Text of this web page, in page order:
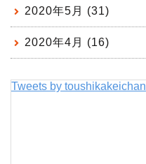
2020年5月 (31)
2020年4月 (16)
Tweets by toushikakeichan